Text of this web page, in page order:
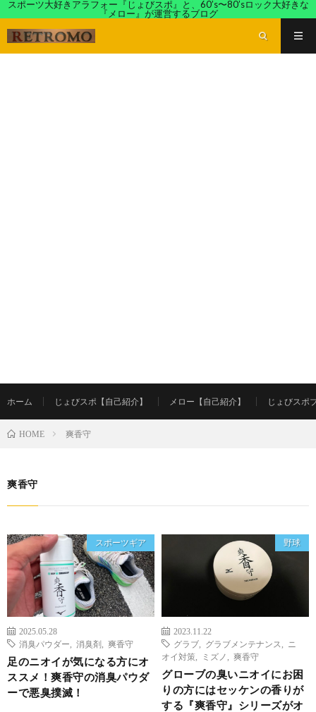
スポーツ大好きアラフォー『じょびスポ』と、60’s〜80’sロック大好きな
『メロー』が運営するブログ
ホーム じょびスポ【自己紹介】 メロー【自己紹介】 じょびスポ
HOME 爽香守
爽香守
スポーツギア
2025.05.28
消臭パウダー
消臭剤 爽香守
足のニオイが気になる方にオ
ススメ！爽香守の消臭パウダ
ーで悪臭撲滅！
野球
2023.11.22
グラブ
グラブメンテナンス
ニ
オイ対策
ミズノ 爽香守
グローブの臭いニオイにお困
りの方にはセッケンの香りが
する『爽香守』シリーズがオ